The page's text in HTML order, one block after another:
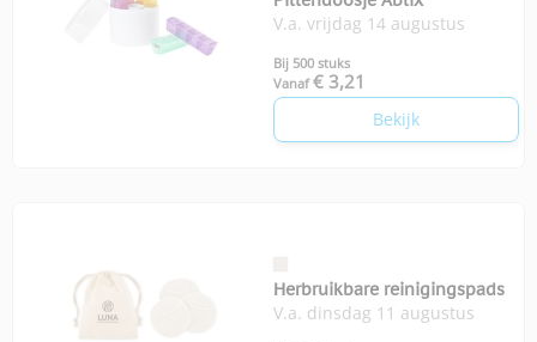
V.a. vrijdag 14 augustus
Bij 500 stuks
Vanaf € 3,21
Bekijk
Herbruikbare reinigingspads
V.a. dinsdag 11 augustus